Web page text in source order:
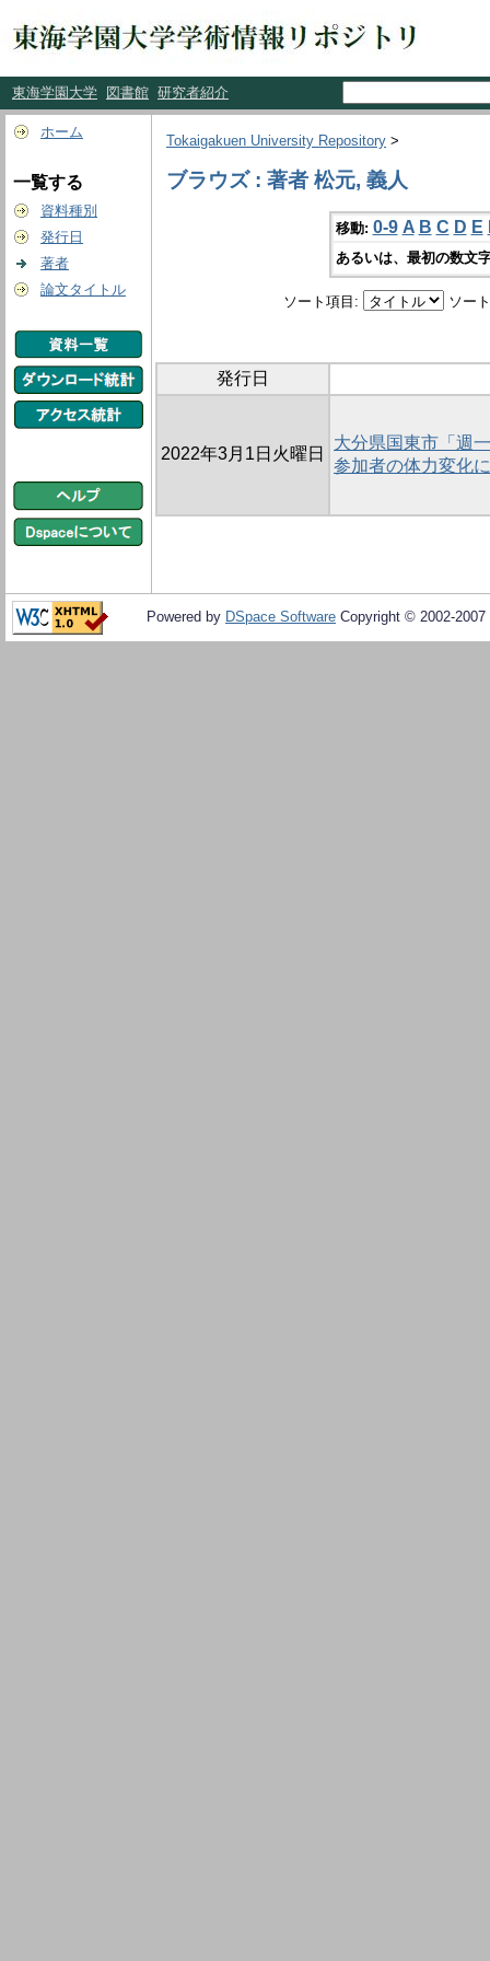
東海学園大学 図書館 研究者紹介
ホーム
一覧する
資料種別
発行日
著者
論文タイトル
Tokaigakuen University Repository >
ブラウズ : 著者 松元, 義人
移動: 0-9 A B C D E
あるいは、最初の数文
ソート項目: ソー
発行日
2022年3月1日火曜日
大分県国東市「週
参加者の体力変化
Powered by DSpace Software Copyright © 2002-2007